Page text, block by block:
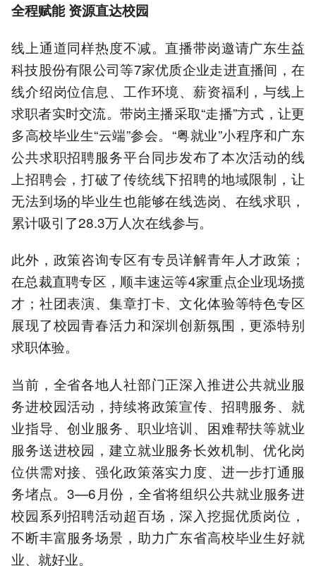
全程赋能 资源直达校园
线上通道同样热度不减。直播带岗邀请广东生益
科技股份有限公司等7家优质企业走进直播间，在
线介绍岗位信息、工作环境、薪资福利，与线上
求职者实时交流。带岗主播采取“走播”方式，让更
多高校毕业生“云端”参会。“粤就业”小程序和广东
公共求职招聘服务平台同步发布了本次活动的线
上招聘会，打破了传统线下招聘的地域限制，让
无法到场的毕业生也能够在线选岗、在线求职，
累计吸引了28.3万人次在线参与。
此外，政策咨询专区有专员详解青年人才政策；
在总裁直聘专区，顺丰速运等4家重点企业现场揽
才；社团表演、集章打卡、文化体验等特色专区
展现了校园青春活力和深圳创新氛围，更添特别
求职体验。
当前，全省各地人社部门正深入推进公共就业服
务进校园活动，持续将政策宣传、招聘服务、就
业指导、创业服务、职业培训、困难帮扶等就业
服务送进校园，建立就业服务长效机制、优化岗
位供需对接、强化政策落实力度、进一步打通服
务堵点。3—6月份，全省将组织公共就业服务进
校园系列招聘活动超百场，深入挖掘优质岗位，
不断丰富服务场景，助力广东省高校毕业生好就
业、就好业。